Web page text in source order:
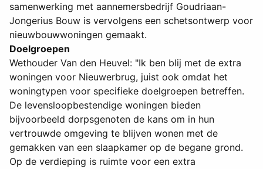
samenwerking met aannemersbedrijf Goudriaan-
Jongerius Bouw is vervolgens een schetsontwerp voor
nieuwbouwwoningen gemaakt.
Doelgroepen
Wethouder Van den Heuvel: "Ik ben blij met de extra
woningen voor Nieuwerbrug, juist ook omdat het
woningtypen voor specifieke doelgroepen betreffen.
De levensloopbestendige woningen bieden
bijvoorbeeld dorpsgenoten de kans om in hun
vertrouwde omgeving te blijven wonen met de
gemakken van een slaapkamer op de begane grond.
Op de verdieping is ruimte voor een extra